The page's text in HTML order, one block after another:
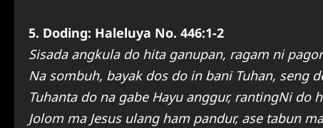
5. Doding: Haleluya No. 446:1-2
Sisada angkula do hita ganupan, ragam ni
Na sombuh, bayak dos do in bani Tuhan, seng
Tuhanta do na gabe Hayu anggur, rantingNi do
Jolom ma Jesus ulang ham pandur, ase tabun